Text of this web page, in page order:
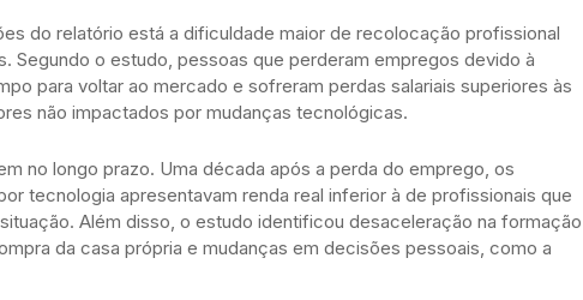
do relatório está a dificuldade maior de recolocação profissional
Segundo o estudo, pessoas que perderam empregos devido à
para voltar ao mercado e sofreram perdas salariais superiores às
não impactados por mudanças tecnológicas.
no longo prazo. Uma década após a perda do emprego, os
tecnologia apresentavam renda real inferior à de profissionais que
Além disso, o estudo identificou desaceleração na formação
da casa própria e mudanças em decisões pessoais, como a